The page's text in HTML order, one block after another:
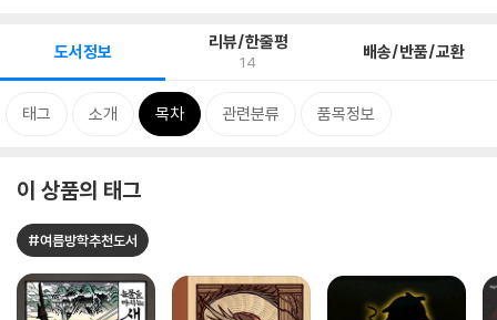
도서정보 리뷰/한줄평
14 배송/반품/교환
태그 소개 목차 관련분류 품목정보
이 상품의 태그
#여름방학추천도서